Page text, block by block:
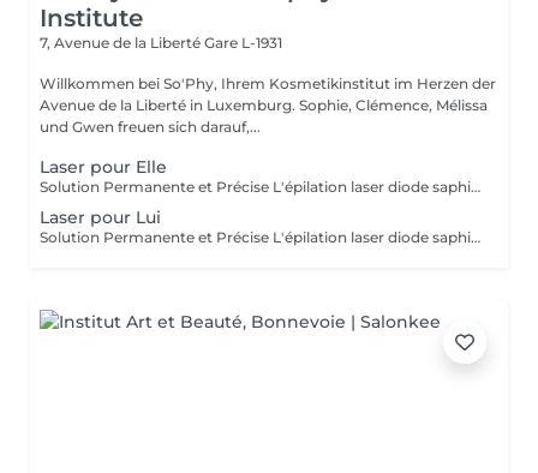
Institute
7, Avenue de la Liberté Gare L-1931
Willkommen bei So'Phy, Ihrem Kosmetikinstitut im Herzen der
Avenue de la Liberté in Luxemburg. Sophie, Clémence, Mélissa
und Gwen freuen sich darauf,...
Laser pour Elle
Solution Permanente et Précise L'épilation laser diode saphir est une méthode efficace et durable pour éliminer les poils de manière permanente. Ce traitement utilise un faisceau de lumière ciblant la mélanine dans les follicules pileux, offrant des résultats durables et une réduction significative de la repousse. Le laser diode saphir est connu pour sa précision, sa rapidité et son confort, grâce à un système de refroidissement de la peau. Il est idéal pour des zones comme le visage, les jambes, les aisselles ou le bikini, pour une peau lisse, soyeuse et sans poils. Avant de prendre rendez-vous merci de consulter notre politique de rendez-vous sur la page d'accueil.
Laser pour Lui
Solution Permanente et Précise L'épilation laser diode saphir est une méthode efficace et durable pour éliminer les poils de manière permanente. Ce traitement utilise un faisceau de lumière ciblant la mélanine dans les follicules pileux, offrant des résultats durables et une réduction significative de la repousse. Le laser diode saphir est connu pour sa précision, sa rapidité et son confort, grâce à un système de refroidissement de la peau. Il est idéal pour des zones comme le visage, les jambes, les aisselles ou le bikini, pour une peau lisse, soyeuse et sans poils. Avant de prendre rendez-vous merci de consulter notre politique de rendez-vous sur la page d'accueil.